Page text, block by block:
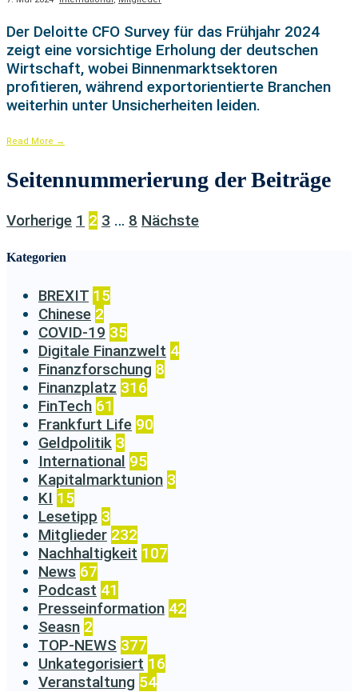
Der Deloitte CFO Survey für das Frühjahr 2024
zeigt eine vorsichtige Erholung der deutschen
Wirtschaft, wobei Binnenmarktsektoren
profitieren, während exportorientierte Branchen
weiterhin unter Unsicherheiten leiden.
Read More →
Seitennummerierung der Beiträge
Vorherige 1 2 3 … 8 Nächste
Kategorien
BREXIT 15
Chinese 2
COVID-19 35
Digitale Finanzwelt 4
Finanzforschung 8
Finanzplatz 316
FinTech 61
Frankfurt Life 90
Geldpolitik 3
International 95
Kapitalmarktunion 3
KI 15
Lesetipp 3
Mitglieder 232
Nachhaltigkeit 107
News 67
Podcast 41
Presseinformation 42
Seasn 2
TOP-NEWS 377
Unkategorisiert 16
Veranstaltung 54